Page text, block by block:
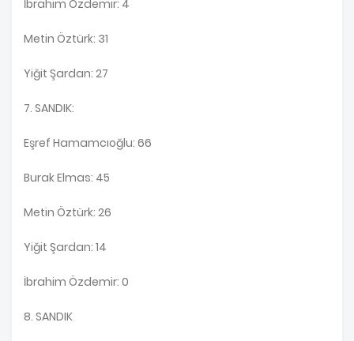
İbrahim Özdemir: 4
Metin Öztürk: 31
Yiğit Şardan: 27
7. SANDIK:
Eşref Hamamcıoğlu: 66
Burak Elmas: 45
Metin Öztürk: 26
Yiğit Şardan: 14
İbrahim Özdemir: 0
8. SANDIK